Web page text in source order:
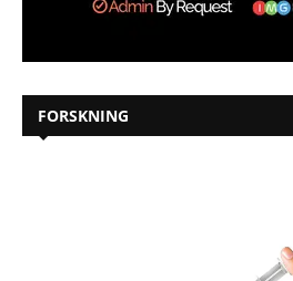
FORSKNING